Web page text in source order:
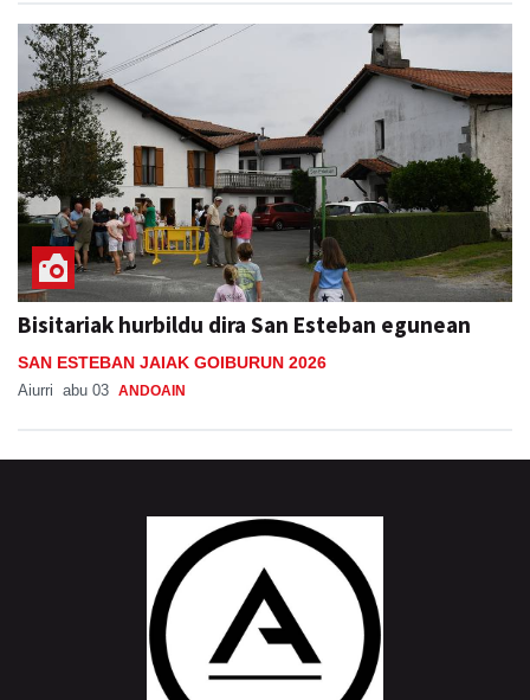
Bisitariak hurbildu dira San Esteban egunean
SAN ESTEBAN JAIAK GOIBURUN 2026
Aiurri abu 03 ANDOAIN